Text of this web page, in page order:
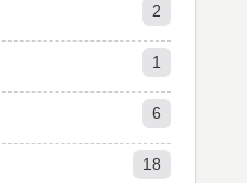
2
1
6
18